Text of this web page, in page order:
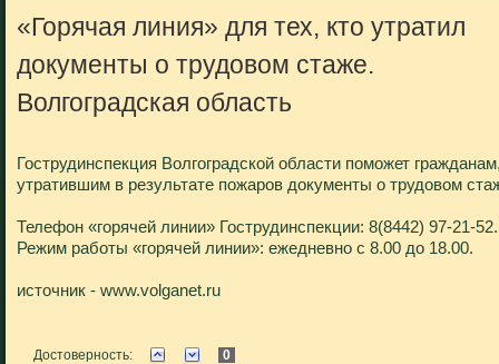
«Горячая линия» для тех, кто утратил
документы о трудовом стаже.
Волгоградская область
Гострудинспекция Волгоградской области поможет
утратившим в результате пожаров документы о трудовом
Телефон «горячей линии» Гострудинспекции: 8(8442) 97-21-52.
Режим работы «горячей линии»: ежедневно с 8.00 до 18.00.
источник - www.volganet.ru
Достоверность: 0